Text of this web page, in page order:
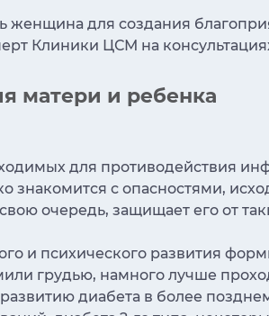
женщина для создания
Клиники ЦСМ на
матери и ребенка
для противодействия
знакомится с опасностями,
очередь, защищает его от
и психического развития
грудью, намного лучше
диабета в более